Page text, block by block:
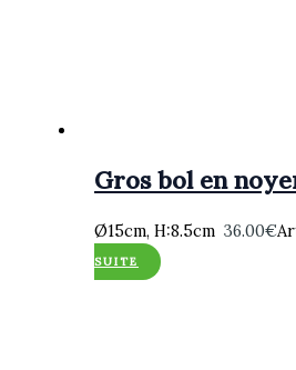
Gros bol en
Ø15cm, H:8.5cm36.00€
SUITE